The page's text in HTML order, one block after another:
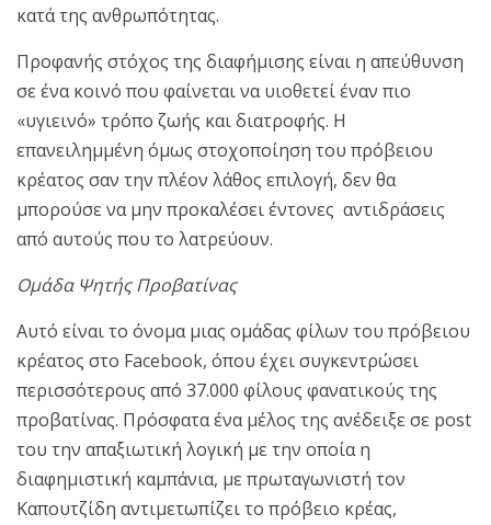
κατά της ανθρωπότητας.
Προφανής στόχος της διαφήμισης είναι η απεύθυνση
σε ένα κοινό που φαίνεται να υιοθετεί έναν πιο
«υγιεινό» τρόπο ζωής και διατροφής. Η
επανειλημμένη όμως στοχοποίηση του πρόβειου
κρέατος σαν την πλέον λάθος επιλογή, δεν θα
μπορούσε να μην προκαλέσει έντονες αντιδράσεις
από αυτούς που το λατρεύουν.
Ομάδα Ψητής Προβατίνας
Αυτό είναι το όνομα μιας ομάδας φίλων του πρόβειου
κρέατος στο Facebook, όπου έχει συγκεντρώσει
περισσότερους από 37.000 φίλους φανατικούς της
προβατίνας. Πρόσφατα ένα μέλος της ανέδειξε σε post
του την απαξιωτική λογική με την οποία η
διαφημιστική καμπάνια, με πρωταγωνιστή τον
Καπουτζίδη αντιμετωπίζει το πρόβειο κρέας,